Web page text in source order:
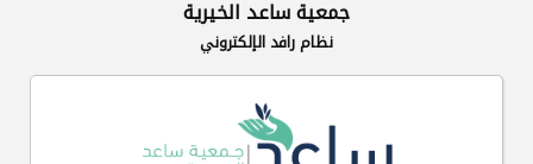
جمعية ساعد الخيرية
نظام رافد الإلكتروني